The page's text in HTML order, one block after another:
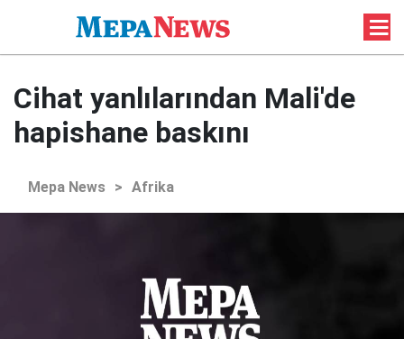
Cihat yanlılarından Mali'de
hapishane baskını
Mepa News > Afrika